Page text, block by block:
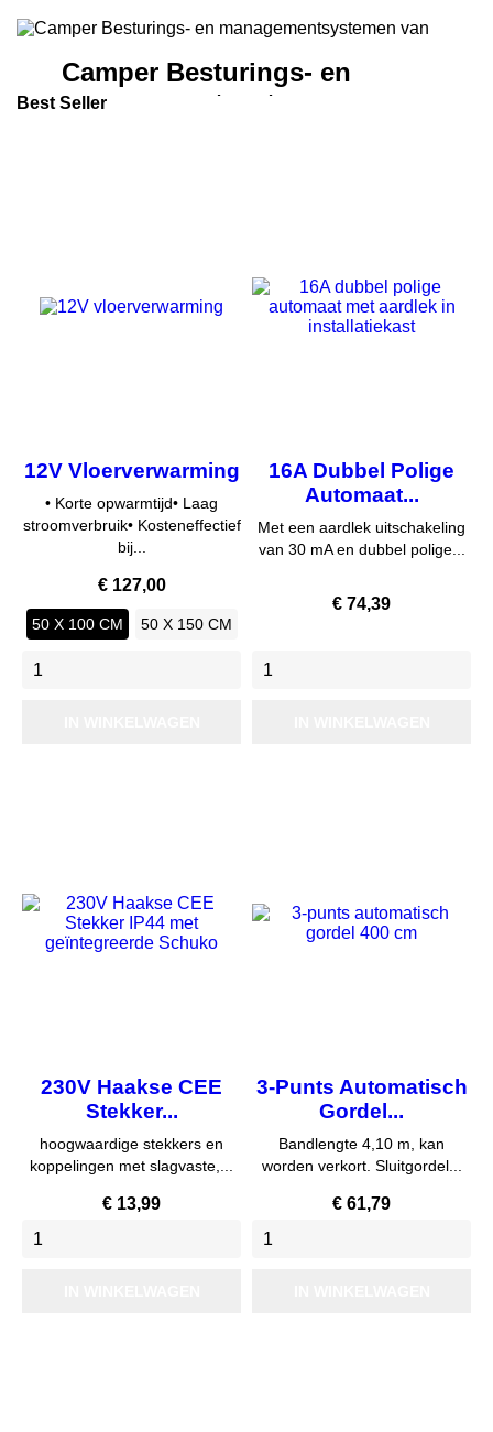
Carbest
Camper Besturings- en
managementsystemen
Best Seller
12V Vloerverwarming
• Korte opwarmtijd• Laag
stroomverbruik• Kosteneffectief
bij...
Prijs
€ 127,00
50 X 100 CM 50 X 150 CM
16A Dubbel Polige
Automaat...
Met een aardlek uitschakeling
van 30 mA en dubbel polige...
Prijs
€ 74,39
230V Haakse CEE
Stekker...
hoogwaardige stekkers en
koppelingen met slagvaste,...
Prijs
€ 13,99
3-Punts Automatisch
Gordel...
Bandlengte 4,10 m, kan
worden verkort. Sluitgordel...
Prijs
€ 61,79